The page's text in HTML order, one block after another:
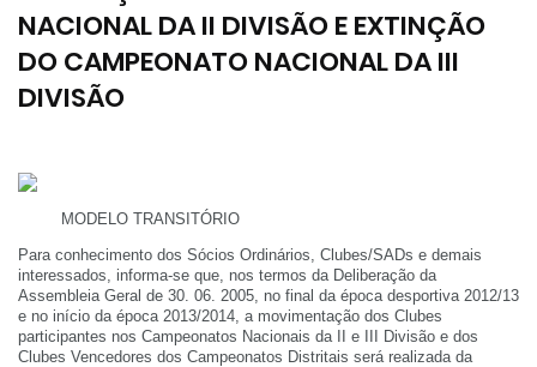
NACIONAL DA II DIVISÃO E EXTINÇÃO
DO CAMPEONATO NACIONAL DA III
DIVISÃO
MODELO TRANSITÓRIO
Para conhecimento dos Sócios Ordinários, Clubes/SADs e demais
interessados, informa-se que, nos termos da Deliberação da
Assembleia Geral de 30. 06. 2005, no final da época desportiva 2012/13
e no início da época 2013/2014, a movimentação dos Clubes
participantes nos Campeonatos Nacionais da II e III Divisão e dos
Clubes Vencedores dos Campeonatos Distritais será realizada da